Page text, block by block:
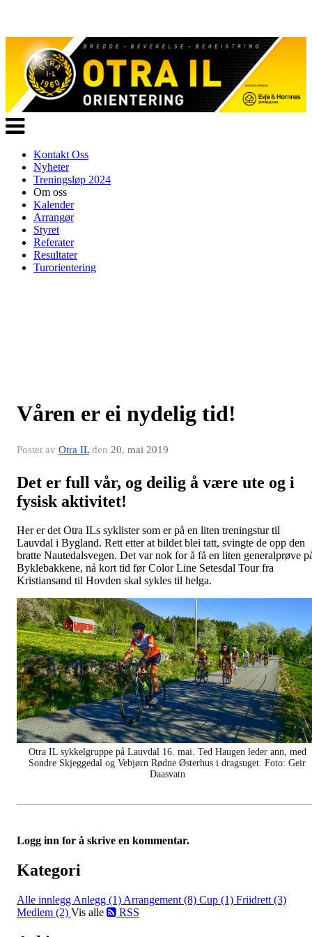
Veksle
navigasjon
Kontakt Oss
Nyheter
Treningsløp 2024
Om oss
Kalender
Arrangør
Styret
Referater
Resultater
Turorientering
Våren er ei nydelig tid!
Postet av Otra ILden 20. mai 2019
Det er full vår, og deilig å være ute og i
fysisk aktivitet!
Her er det Otra ILs syklister som er på en liten treningstur til
Lauvdal i Bygland. Rett etter at bildet blei tatt, svingte de opp den
bratte Nautedalsvegen. Det var nok for å få en liten generalprøve
Byklebakkene, nå kort tid før Color Line Setesdal Tour fra
Kristiansand til Hovden skal sykles til helga.
Otra IL sykkelgruppe på Lauvdal 16. mai. Ted Haugen leder ann, med
Sondre Skjeggedal og Vebjørn Rødne Østerhus i dragsuget. Foto: Geir
Daasvatn
Logg inn for å skrive en kommentar.
Kategori
Alle innlegg Anlegg (1) Arrangement (8) Cup (1) Friidrett (3)
Medlem (2) Vis alle RSS